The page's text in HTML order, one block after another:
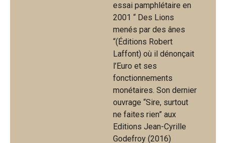
essai pamphlétaire en
2001 “ Des Lions
menés par des ânes
“(Éditions Robert
Laffont) où il dénonçait
l’Euro et ses
fonctionnements
monétaires. Son dernier
ouvrage “Sire, surtout
ne faites rien” aux
Editions Jean-Cyrille
Godefroy (2016)